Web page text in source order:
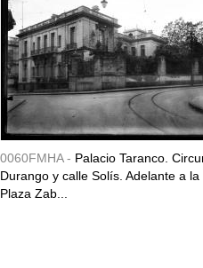
0060FMHA - Palacio Taranco.
Durango y calle Solís. Adelante a
Plaza Zab...